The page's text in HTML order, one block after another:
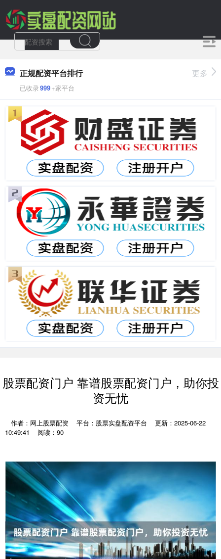
正规配资平台排行
已收录999+家平台
更多
股票配资门户 靠谱股票配资门户，助你投
资无忧
作者：网上股票配资 平台：股票实盘配资平台
更新：2025-06-22
10:49:41
阅读：90